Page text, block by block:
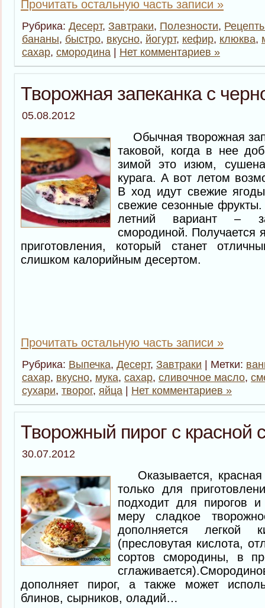
Прочитать остальную часть записи »
Рубрика: Десерт, Завтраки, Полезности,
бананы, быстро, вкусно, йогурт, кефир, клюква,
сахар, смородина | Нет комментариев »
Творожная запеканка с
05.08.2012
Обычная творожная
таковой, когда в нее
зимой это изюм,
курага. А вот летом
В ход идут свежие
свежие сезонные
летний вариант –
смородиной. Получается
приготовления, который станет
слишком калорийным десертом.
Прочитать остальную часть записи »
Рубрика: Выпечка, Десерт, Завтраки | Метки:
сахар, вкусно, мука, сахар, сливочное масло,
сухари, творог, яйца | Нет комментариев »
Творожный пирог с красной
30.07.2012
Оказывается, красная
только для
подходит для пирогов
меру сладкое
дополняется легкой
(пресловутая кислота,
сортов смородины, в
дополняет пирог, а также может
блинов, сырников, оладий…